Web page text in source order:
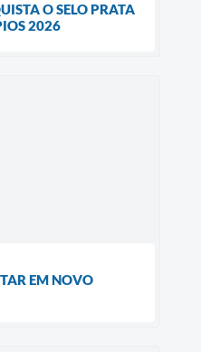
O SELO PRATA
2026
EM NOVO